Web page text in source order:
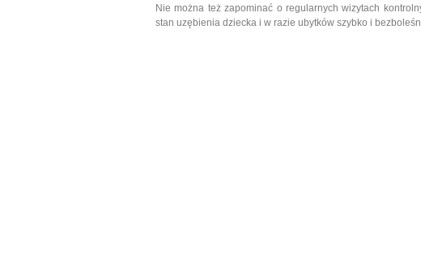
Nie można też zapominać o regularnych wizytach
stan uzębienia dziecka i w razie ubytków szybko i